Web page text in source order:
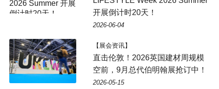
2026 Summer 开展
倒计时20天！
开展倒计时20天！
2026-06-04
【展会资讯】
直击伦敦！2026英国建材周规模
空前，9月总代伯明翰展抢订中！
2026-05-15